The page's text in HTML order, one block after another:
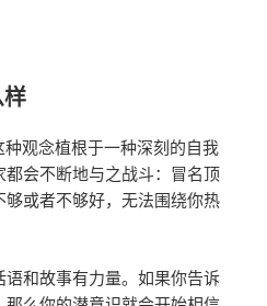
种观念植根于一种深刻的自我
会不断地与之战斗：冒名顶
或者不够好，无法围绕你热
和故事有力量。如果你告诉